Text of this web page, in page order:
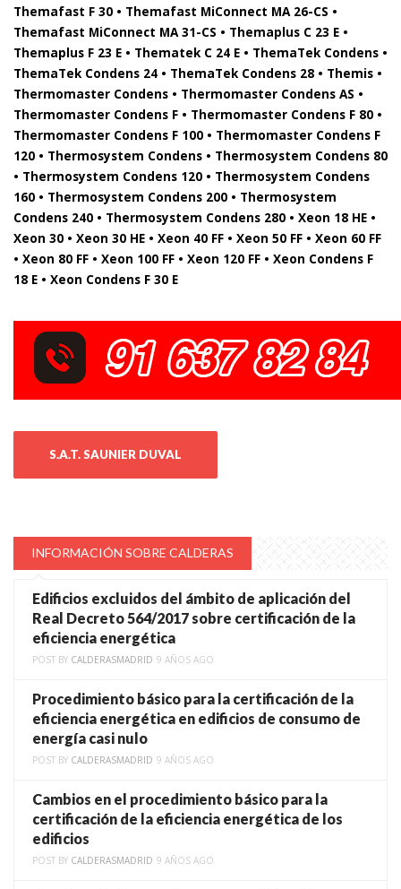
Themafast F 30 • Themafast MiConnect MA 26-CS •
Themafast MiConnect MA 31-CS • Themaplus C 23 E •
Themaplus F 23 E • Thematek C 24 E • ThemaTek Condens •
ThemaTek Condens 24 • ThemaTek Condens 28 • Themis •
Thermomaster Condens • Thermomaster Condens AS •
Thermomaster Condens F • Thermomaster Condens F 80 •
Thermomaster Condens F 100 • Thermomaster Condens F
120 • Thermosystem Condens • Thermosystem Condens 80
• Thermosystem Condens 120 • Thermosystem Condens
160 • Thermosystem Condens 200 • Thermosystem
Condens 240 • Thermosystem Condens 280 • Xeon 18 HE •
Xeon 30 • Xeon 30 HE • Xeon 40 FF • Xeon 50 FF • Xeon 60 FF
• Xeon 80 FF • Xeon 100 FF • Xeon 120 FF • Xeon Condens F
18 E • Xeon Condens F 30 E
S.A.T. SAUNIER DUVAL
INFORMACIÓN SOBRE CALDERAS
Edificios excluidos del ámbito de aplicación del
Real Decreto 564/2017 sobre certificación de la
eficiencia energética
POST BY CALDERASMADRID 9 AÑOS AGO
Procedimiento básico para la certificación de la
eficiencia energética en edificios de consumo de
energía casi nulo
POST BY CALDERASMADRID 9 AÑOS AGO
Cambios en el procedimiento básico para la
certificación de la eficiencia energética de los
edificios
POST BY CALDERASMADRID 9 AÑOS AGO